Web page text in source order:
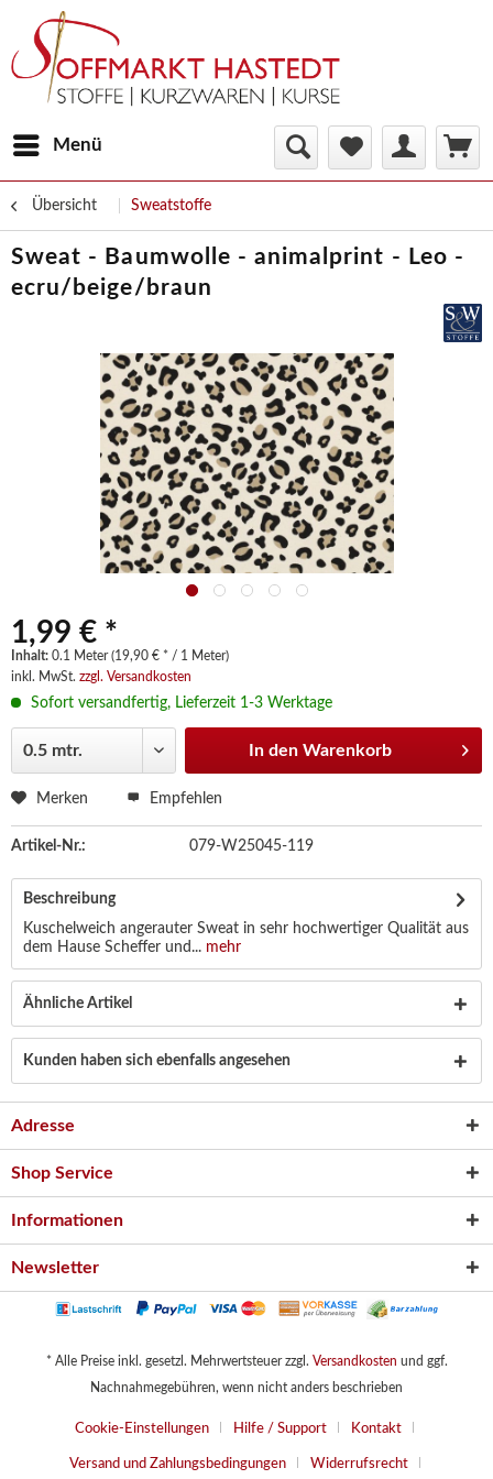
Menü
Übersicht Sweatstoffe
Sweat - Baumwolle - animalprint - Leo -
ecru/beige/braun
1,99 € *
Inhalt: 0.1 Meter (19,90 € * / 1 Meter)
inkl. MwSt. zzgl. Versandkosten
Sofort versandfertig, Lieferzeit 1-3 Werktage
In den Warenkorb
Merken Empfehlen
Artikel-Nr.: 079-W25045-119
Beschreibung
Kuschelweich angerauter Sweat in sehr hochwertiger Qualität aus
dem Hause Scheffer und... mehr
Ähnliche Artikel
Kunden haben sich ebenfalls angesehen
Adresse
Shop Service
Informationen
Newsletter
* Alle Preise inkl. gesetzl. Mehrwertsteuer zzgl. Versandkosten und ggf.
Nachnahmegebühren, wenn nicht anders beschrieben
Cookie-Einstellungen Hilfe / Support Kontakt
Versand und Zahlungsbedingungen Widerrufsrecht